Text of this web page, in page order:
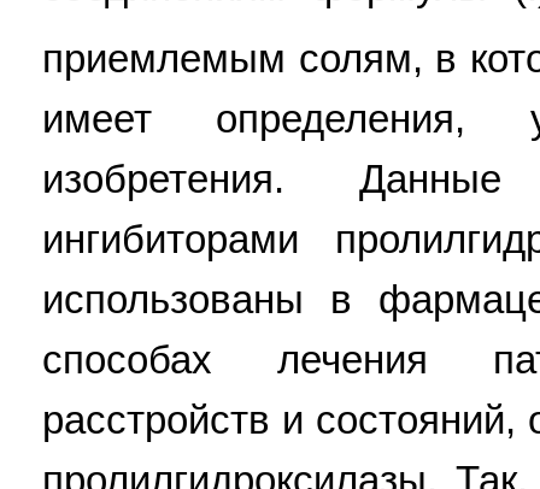
приемлемым солям, в
имеет
изобретения.
ингибиторами
использованы в
способах лечения
расстройств и
пролилгидроксилазы.